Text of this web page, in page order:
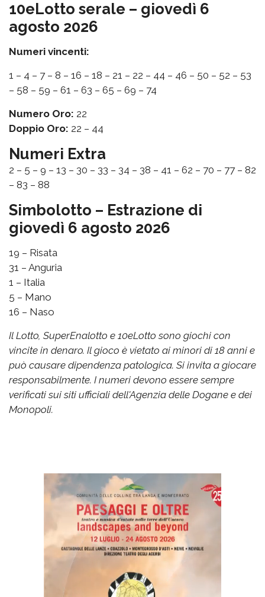
10eLotto serale – giovedì 6
agosto 2026
Numeri vincenti:
1 – 4 – 7 – 8 – 16 – 18 – 21 – 22 – 44 – 46 – 50 – 52 – 53
– 58 – 59 – 61 – 63 – 65 – 69 – 74
Numero Oro: 22
Doppio Oro: 22 – 44
Numeri Extra
2 – 5 – 9 – 13 – 30 – 33 – 34 – 38 – 41 – 62 – 70 – 77 – 82
– 83 – 88
Simbolotto – Estrazione di
giovedì 6 agosto 2026
19 – Risata
31 – Anguria
1 – Italia
5 – Mano
16 – Naso
Il Lotto, SuperEnalotto e 10eLotto sono giochi con
vincite in denaro. Il gioco è vietato ai minori di 18 anni e
può causare dipendenza patologica. Si invita a giocare
responsabilmente. I numeri devono essere sempre
verificati sui siti ufficiali dell'Agenzia delle Dogane e dei
Monopoli.